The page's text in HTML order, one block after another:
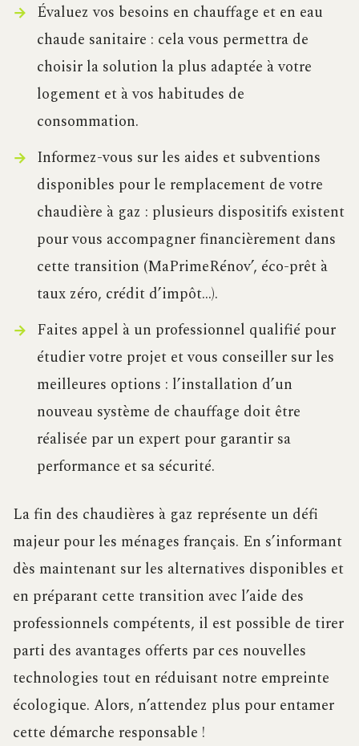
Évaluez vos besoins en chauffage et en eau
chaude sanitaire : cela vous permettra de
choisir la solution la plus adaptée à votre
logement et à vos habitudes de
consommation.
Informez-vous sur les aides et subventions
disponibles pour le remplacement de votre
chaudière à gaz : plusieurs dispositifs existent
pour vous accompagner financièrement dans
cette transition (MaPrimeRénov’, éco-prêt à
taux zéro, crédit d’impôt…).
Faites appel à un professionnel qualifié pour
étudier votre projet et vous conseiller sur les
meilleures options : l’installation d’un
nouveau système de chauffage doit être
réalisée par un expert pour garantir sa
performance et sa sécurité.
La fin des chaudières à gaz représente un défi
majeur pour les ménages français. En s’informant
dès maintenant sur les alternatives disponibles et
en préparant cette transition avec l’aide des
professionnels compétents, il est possible de tirer
parti des avantages offerts par ces nouvelles
technologies tout en réduisant notre empreinte
écologique. Alors, n’attendez plus pour entamer
cette démarche responsable !